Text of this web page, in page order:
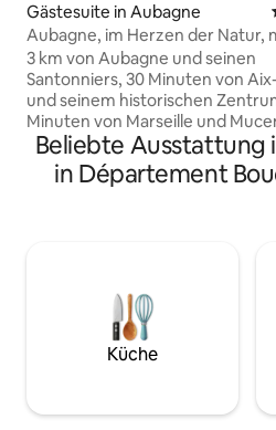
Gästesuite in Aubagne
Aubagne, im Herzen der Natur,
auf Garlaban!
3 km von Aubagne und seinen
Santonniers, 30 Minuten von
und seinem historischen
Minuten von Marseille und
Minuten von Cassis und seinen
Calanques und 20 Minuten von
und den Stränden entfernt, ist
m2 und seinem
auf die Hügel. Gegenüber der
La Font de Mai gelegen, kannst
alle Wanderwege von Pagnol
Beliebte Ausstattung
in Département
Küche